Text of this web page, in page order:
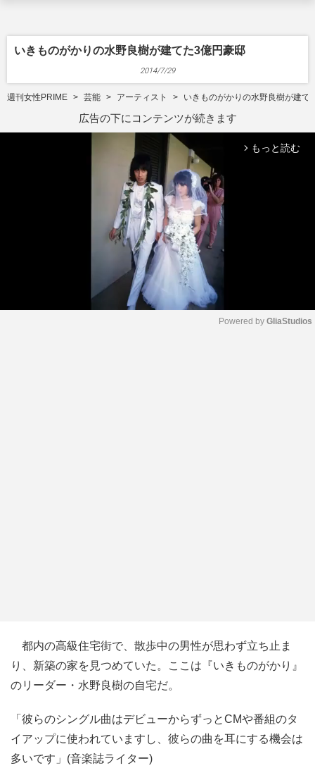
いきものがかりの水野良樹が建てた3億円豪邸
2014/7/29
週刊女性PRIME 芸能 アーティスト いきものがかりの水野良樹が建て
広告の下にコンテンツが続きます
arrow_forward_ios もっと読む
Powered by GliaStudios
都内の高級住宅街で、散歩中の男性が思わず立ち止ま
り、新築の家を見つめていた。ここは『いきものがかり』
のリーダー・水野良樹の自宅だ。
「彼らのシングル曲はデビューからずっとCMや番組のタ
イアップに使われていますし、彼らの曲を耳にする機会は
多いです」(音楽誌ライター)